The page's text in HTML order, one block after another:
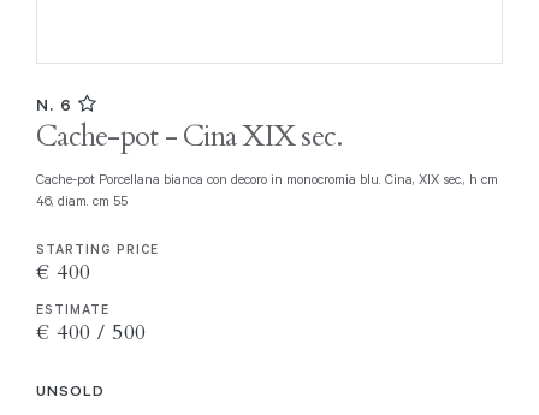
N. 6
Cache-pot - Cina XIX sec.
Cache-pot Porcellana bianca con decoro in monocromia blu. Cina, XIX sec., h cm
46, diam. cm 55
STARTING PRICE
€ 400
ESTIMATE
€ 400 / 500
UNSOLD